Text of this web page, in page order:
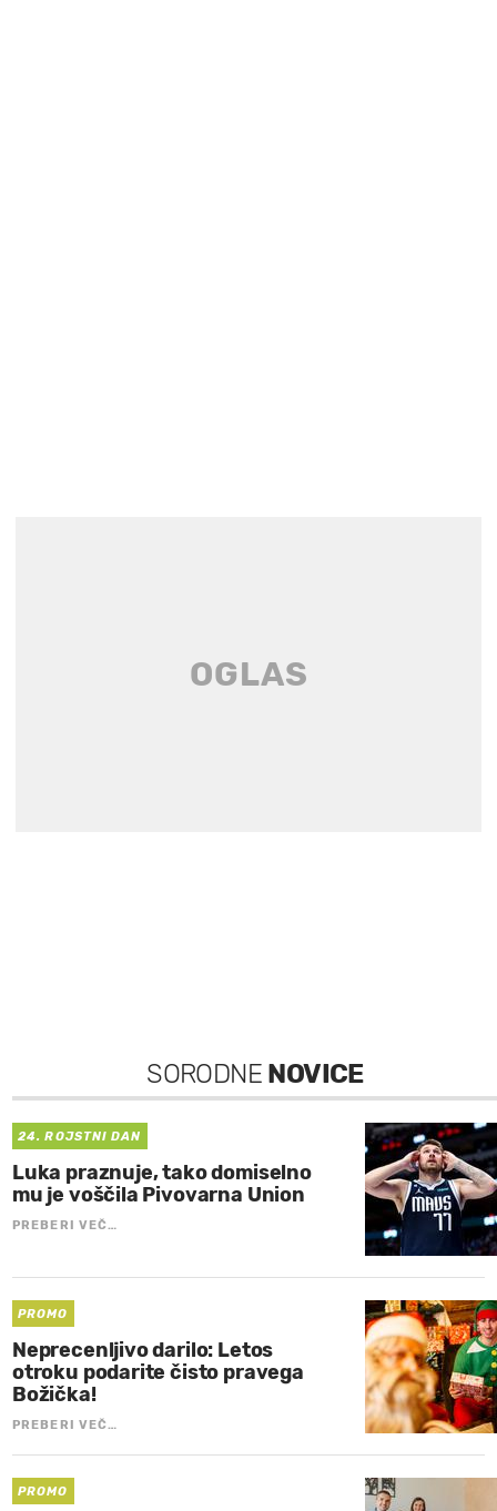
SORODNE NOVICE
24. ROJSTNI DAN
Luka praznuje, tako domiselno
mu je voščila Pivovarna Union
PREBERI VEČ…
PROMO
Neprecenljivo darilo: Letos
otroku podarite čisto pravega
Božička!
PREBERI VEČ…
PROMO